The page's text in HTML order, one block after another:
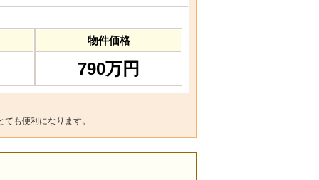
物件価格
790万円
も便利になります。